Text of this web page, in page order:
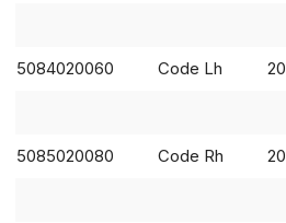
5084020060 Code Lh 20
5085020080 Code Rh 20